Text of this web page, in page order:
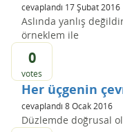
cevaplandı 17 Şubat 2016
Aslında yanlış
örneklem ile
0
votes
Her üçgenin
cevaplandı 8 Ocak 2016
Düzlemde doğrusal